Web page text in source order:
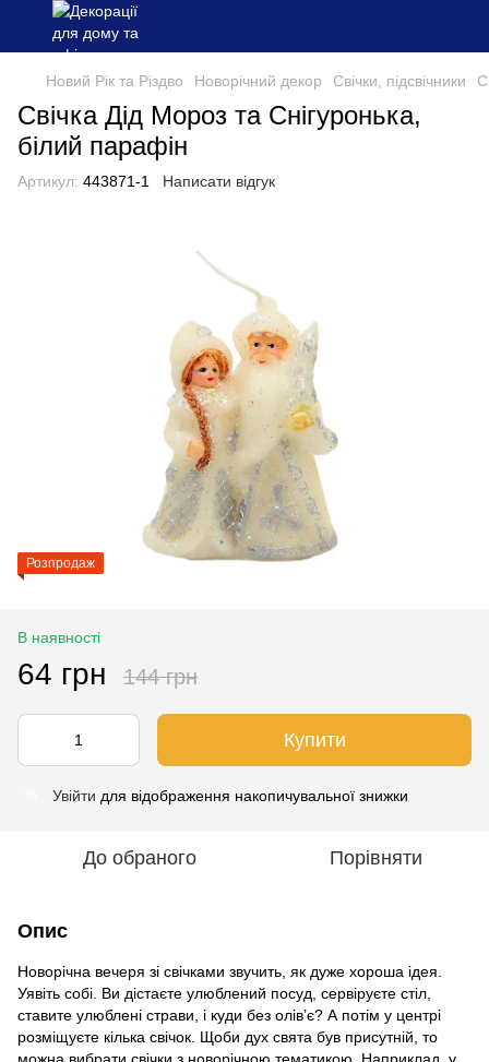
Новий Рік та Різдво Новорічний декор Свічки, підсвічники
Свічка Дід Мороз та Снігуронька,
білий парафін
Артикул: 443871-1 Написати відгук
Розпродаж
В наявності
64 грн 144 грн
Купити
Увійти для відображення накопичувальної знижки
До обраного Порівняти
Опис
Новорічна вечеря зі свічками звучить, як дуже хороша ідея.
Уявіть собі. Ви дістаєте улюблений посуд, сервіруєте стіл,
ставите улюблені страви, і куди без олів’є? А потім у центрі
розміщуєте кілька свічок. Щоби дух свята був присутній, то
можна вибрати свічки з новорічною тематикою. Наприклад, у